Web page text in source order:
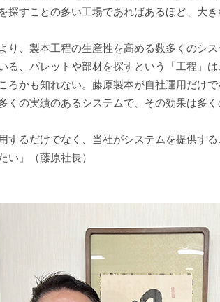
探すことの多い工場であればあるほど、大き
り、製本工程の生産性を高める数多くのシ
る、パレットや部材を探すという「工程」
ろかも知れない。藤原製本が自社運用だけ
くの実績のあるシステムで、その効果は多
するだけでなく、当社がシステムを提供す
い」（藤原社長）